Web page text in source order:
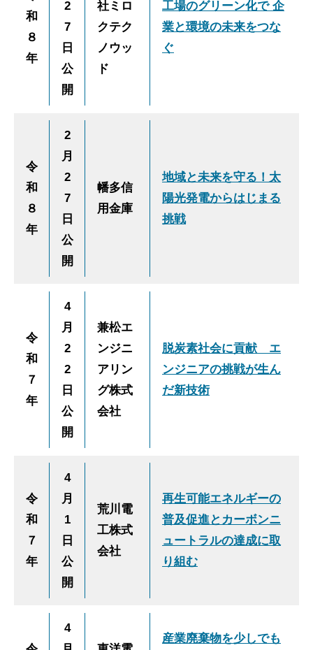
和
８
年
2
7
日
公
開
社ミロ
クテク
ノウッ
ド
工場のグリーン化で 企
業と環境の未来をつな
ぐ
令
和
８
年
2
月
2
7
日
公
開
幡多信
用金庫
地域と未来を守る！太
陽光発電からはじまる
挑戦
令
和
７
年
4
月
2
2
日
公
開
兼松エ
ンジニ
アリン
グ株式
会社
脱炭素社会に貢献 エ
ンジニアの挑戦が生ん
だ新技術
令
和
７
年
4
月
1
日
公
開
荒川電
工株式
会社
再生可能エネルギーの
普及促進とカーボンニ
ュートラルの達成に取
り組む
4
産業廃棄物を少しでも